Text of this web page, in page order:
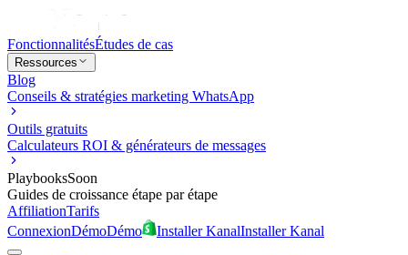
FonctionnalitésÉtudes de cas
Ressources
Blog
Conseils & stratégies marketing WhatsApp
Outils gratuits
Calculateurs ROI & générateurs de messages
PlaybooksSoon
Guides de croissance étape par étape
AffiliationTarifs
ConnexionDémoDémo Installer KanalInstaller Kanal